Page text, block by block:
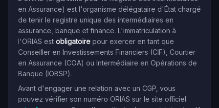
en Assurance) est l'organisme délégataire d'État chargé
de tenir le registre unique des intermédiaires en
assurance, banque et finance. L'immatriculation à
l'ORIAS est obligatoire pour exercer en tant que
Conseiller en Investissements Financiers (CIF), Courtier
en Assurance (COA) ou Intermédiaire en Opérations de
Banque (IOBSP).
Avant d'engager une relation avec un CGP, vous
pouvez vérifier son numéro ORIAS sur le site officiel